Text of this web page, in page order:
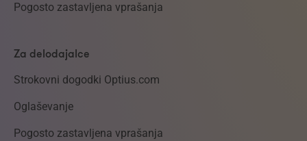
Pogosto zastavljena vprašanja
Za delodajalce
Strokovni dogodki Optius.com
Oglaševanje
Pogosto zastavljena vprašanja